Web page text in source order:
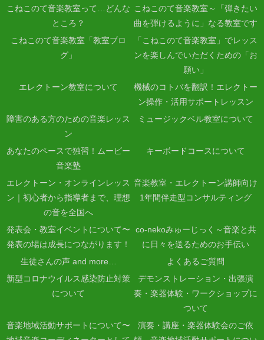
こねこのて音楽教室って…どんな
ところ？
こねこのて音楽教室～「弾きたい
曲を弾けるように」なる教室です
こねこのて音楽教室「教室ブロ
グ」
「こねこのて音楽教室」でレッス
ンを楽しんでいただくための「お
願い」
エレクトーン教室について
機械のコトバを翻訳！エレクトー
ン操作・活用サポートレッスン
障害のある方のための音楽レッス
ン
ミュージックベル教室について
あなたのペースで独習！ムービー
音楽塾
キーボードコースについて
エレクトーン・オンラインレッス
ン｜初心者から指導者まで、理想
の音を全国へ
音楽教室・エレクトーン講師向け
1年間伴走型コンサルティング
発表会・教室イベントについて〜
発表の場は成長につながります！
co-nekoみゅーじっく～音楽と共
に日々を送るためのお手伝い
生徒さんの声 and more…
よくあるご質問
新型コロナウイルス感染防止対策
について
デモンストレーション・出張演
奏・楽器体験・ワークショップに
ついて
音楽地域活動サポートについて〜
演奏・講座・楽器体験会のご依